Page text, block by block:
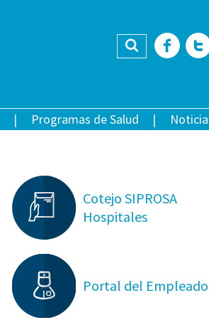
Buscar
Programas de Salud
Cotejo SIPROSA
Hospitales
Portal del Empleado